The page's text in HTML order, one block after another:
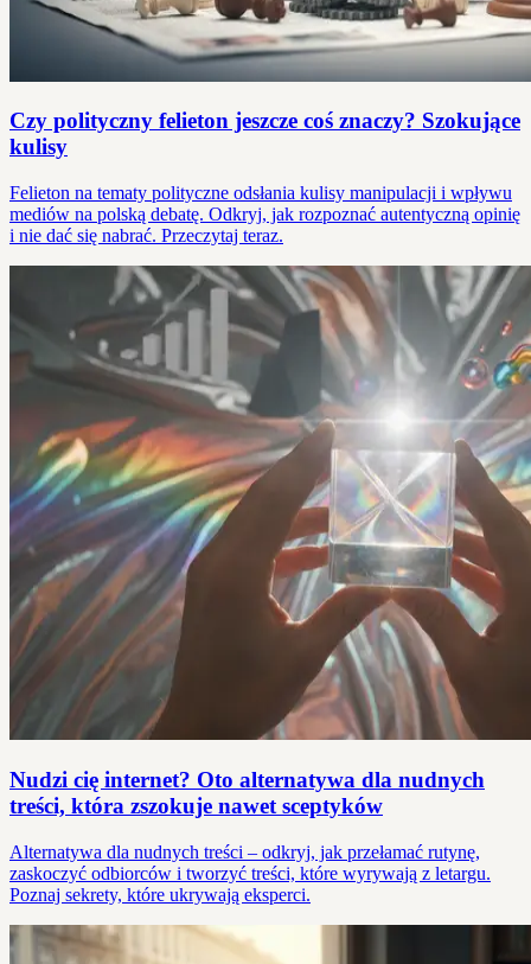
Czy polityczny felieton jeszcze coś znaczy? Szokujące
kulisy
Felieton na tematy polityczne odsłania kulisy manipulacji i wpływu
mediów na polską debatę. Odkryj, jak rozpoznać autentyczną opinię
i nie dać się nabrać. Przeczytaj teraz.
Nudzi cię internet? Oto alternatywa dla nudnych
treści, która zszokuje nawet sceptyków
Alternatywa dla nudnych treści – odkryj, jak przełamać rutynę,
zaskoczyć odbiorców i tworzyć treści, które wyrywają z letargu.
Poznaj sekrety, które ukrywają eksperci.